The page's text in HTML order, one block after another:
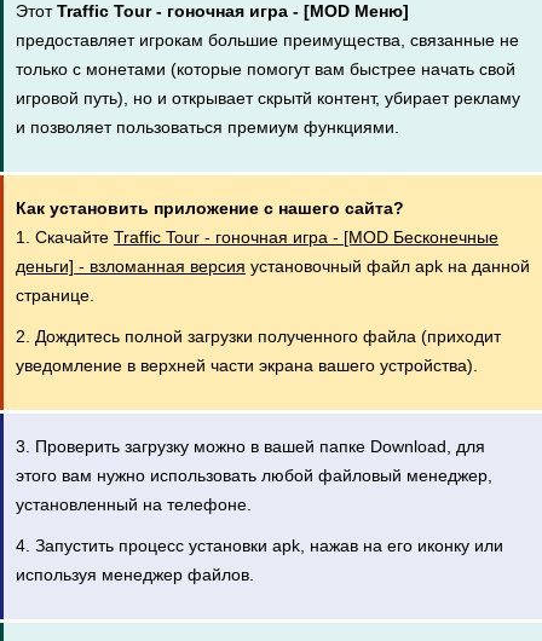
ЭтотTraffic Tour - гоночная игра - [MOD Меню]
предоставляет игрокам большие преимущества, связанные не
только с монетами (которые помогут вам быстрее начать свой
игровой путь), но и открывает скрытй контент, убирает рекламу
и позволяет пользоваться премиум функциями.
Как установить приложение с нашего сайта?
1. Скачайте Traffic Tour - гоночная игра - [MOD Бесконечные
деньги] - взломанная версия установочный файл apk на данной
странице.
2. Дождитесь полной загрузки полученного файла (приходит
уведомление в верхней части экрана вашего устройства).
3. Проверить загрузку можно в вашей папке Download, для
этого вам нужно использовать любой файловый менеджер,
установленный на телефоне.
4. Запустить процесс установки apk, нажав на его иконку или
используя менеджер файлов.